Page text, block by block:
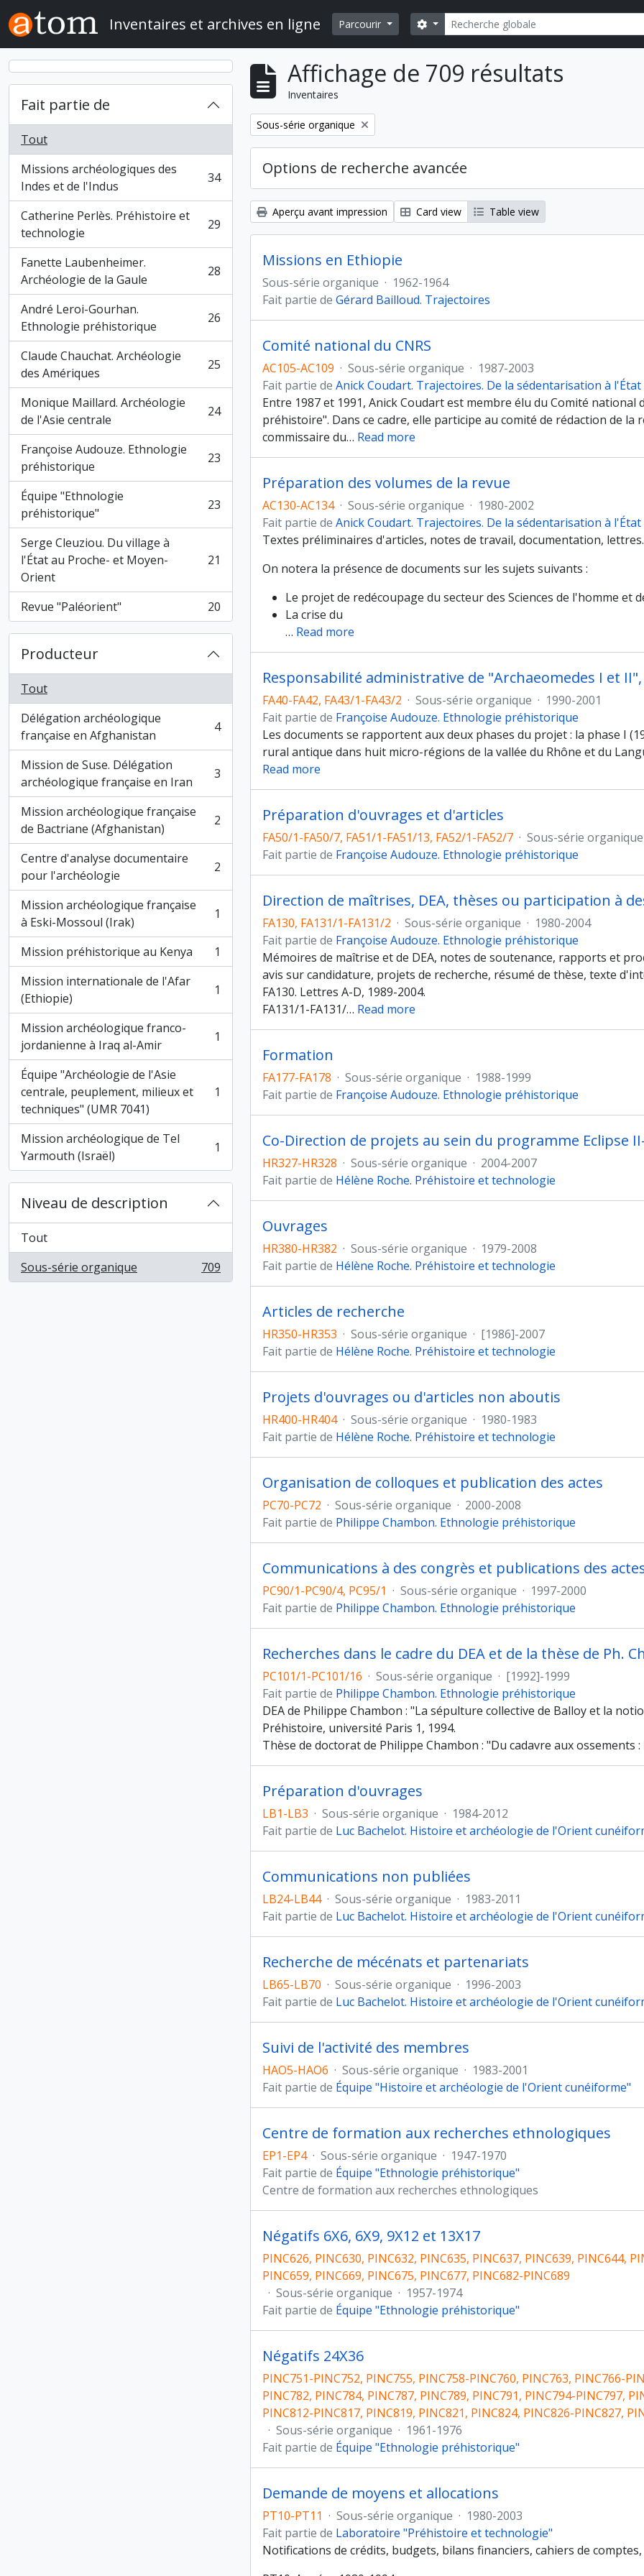
Skip to main content
Inventaires et archives en ligne Parcourir Rechercher
Search options
Fait partie de
Tout
Missions archéologiques des
Indes et de l'Indus
, 34 résultats 34
Catherine Perlès. Préhistoire et
technologie
, 29 résultats 29
Fanette Laubenheimer.
Archéologie de la Gaule
, 28 résultats 28
André Leroi-Gourhan.
Ethnologie préhistorique
, 26 résultats 26
Claude Chauchat. Archéologie
des Amériques
, 25 résultats 25
Monique Maillard. Archéologie
de l'Asie centrale
, 24 résultats 24
Françoise Audouze. Ethnologie
préhistorique
, 23 résultats 23
Équipe "Ethnologie
préhistorique"
, 23 résultats 23
Serge Cleuziou. Du village à
l'État au Proche- et Moyen-
Orient
, 21 résultats 21
Revue "Paléorient"
, 20 résultats 20
Producteur
Tout
Délégation archéologique
française en Afghanistan
, 4 résultats 4
Mission de Suse. Délégation
archéologique française en Iran
, 3 résultats 3
Mission archéologique française
de Bactriane (Afghanistan)
, 2 résultats 2
Centre d'analyse documentaire
pour l'archéologie
, 2 résultats 2
Mission archéologique française
à Eski-Mossoul (Irak)
, 1 résultats 1
Mission préhistorique au Kenya
, 1 résultats
1
Mission internationale de l'Afar
(Ethiopie)
, 1 résultats 1
Mission archéologique franco-
jordanienne à Iraq al-Amir
, 1 résultats 1
Équipe "Archéologie de l'Asie
centrale, peuplement, milieux et
techniques" (UMR 7041)
, 1 résultats 1
Mission archéologique de Tel
Yarmouth (Israël)
, 1 résultats 1
Niveau de description
Tout
Sous-série organique
, 709 résultats 709
Affichage de 709 résultats
Inventaires
Remove filter:
Sous-série organique
Options de recherche avancée
Aperçu avant impression Card view Table view
Missions en Ethiopie
Sous-série organique · 1962-1964
Fait partie de Gérard Bailloud. Trajectoires
Comité national du CNRS
AC105-AC109 · Sous-série organique · 1987-2003
Fait partie de Anick Coudart. Trajectoires. De la sédentarisation à l'État
Entre 1987 et 1991, Anick Coudart est membre élu du Comité
préhistoire". Dans ce cadre, elle participe au comité de rédaction de la
commissaire du… Read more
Préparation des volumes de la revue
AC130-AC134 · Sous-série organique · 1980-2002
Fait partie de Anick Coudart. Trajectoires. De la sédentarisation à l'État
Textes préliminaires d'articles, notes de travail, documentation, lettres.
On notera la présence de documents sur les sujets suivants :
Le projet de redécoupage du secteur des Sciences de l'homme et
La crise du
… Read more
FA40-FA42, FA43/1-FA43/2 · Sous-série organique · 1990-2001
Fait partie de Françoise Audouze. Ethnologie préhistorique
Les documents se rapportent aux deux phases du projet : la phase I
rural antique dans huit micro-régions de la vallée du Rhône et du
Read more
Préparation d'ouvrages et d'articles
FA50/1-FA50/7, FA51/1-FA51/13, FA52/1-FA52/7 · Sous-série organique
Fait partie de Françoise Audouze. Ethnologie préhistorique
Direction de maîtrises, DEA, thèses ou participation à
FA130, FA131/1-FA131/2 · Sous-série organique · 1980-2004
Fait partie de Françoise Audouze. Ethnologie préhistorique
Mémoires de maîtrise et de DEA, notes de soutenance, rapports et
avis sur candidature, projets de recherche, résumé de thèse, texte
FA130. Lettres A-D, 1989-2004.
FA131/1-FA131/… Read more
Formation
FA177-FA178 · Sous-série organique · 1988-1999
Fait partie de Françoise Audouze. Ethnologie préhistorique
HR327-HR328 · Sous-série organique · 2004-2007
Fait partie de Hélène Roche. Préhistoire et technologie
Ouvrages
HR380-HR382 · Sous-série organique · 1979-2008
Fait partie de Hélène Roche. Préhistoire et technologie
Articles de recherche
HR350-HR353 · Sous-série organique · [1986]-2007
Fait partie de Hélène Roche. Préhistoire et technologie
Projets d'ouvrages ou d'articles non aboutis
HR400-HR404 · Sous-série organique · 1980-1983
Fait partie de Hélène Roche. Préhistoire et technologie
Organisation de colloques et publication des actes
PC70-PC72 · Sous-série organique · 2000-2008
Fait partie de Philippe Chambon. Ethnologie préhistorique
Communications à des congrès et publications des
PC90/1-PC90/4, PC95/1 · Sous-série organique · 1997-2000
Fait partie de Philippe Chambon. Ethnologie préhistorique
Recherches dans le cadre du DEA et de la thèse de Ph.
PC101/1-PC101/16 · Sous-série organique · [1992]-1999
Fait partie de Philippe Chambon. Ethnologie préhistorique
DEA de Philippe Chambon : "La sépulture collective de Balloy et la
Préhistoire, université Paris 1, 1994.
Thèse de doctorat de Philippe Chambon : "Du cadavre aux ossements
Préparation d'ouvrages
LB1-LB3 · Sous-série organique · 1984-2012
Fait partie de Luc Bachelot. Histoire et archéologie de l'Orient
Communications non publiées
LB24-LB44 · Sous-série organique · 1983-2011
Fait partie de Luc Bachelot. Histoire et archéologie de l'Orient
Recherche de mécénats et partenariats
LB65-LB70 · Sous-série organique · 1996-2003
Fait partie de Luc Bachelot. Histoire et archéologie de l'Orient
Suivi de l'activité des membres
HAO5-HAO6 · Sous-série organique · 1983-2001
Fait partie de Équipe "Histoire et archéologie de l'Orient cunéiforme"
Centre de formation aux recherches ethnologiques
EP1-EP4 · Sous-série organique · 1947-1970
Fait partie de Équipe "Ethnologie préhistorique"
Centre de formation aux recherches ethnologiques
Négatifs 6X6, 6X9, 9X12 et 13X17
PINC626, PINC630, PINC632, PINC635, PINC637, PINC639, PINC644,
PINC659, PINC669, PINC675, PINC677, PINC682-PINC689
· Sous-série organique · 1957-1974
Fait partie de Équipe "Ethnologie préhistorique"
Négatifs 24X36
PINC751-PINC752, PINC755, PINC758-PINC760, PINC763, PINC766-
PINC782, PINC784, PINC787, PINC789, PINC791, PINC794-PINC797,
PINC812-PINC817, PINC819, PINC821, PINC824, PINC826-PINC827,
· Sous-série organique · 1961-1976
Fait partie de Équipe "Ethnologie préhistorique"
Demande de moyens et allocations
PT10-PT11 · Sous-série organique · 1980-2003
Fait partie de Laboratoire "Préhistoire et technologie"
Notifications de crédits, budgets, bilans financiers, cahiers de